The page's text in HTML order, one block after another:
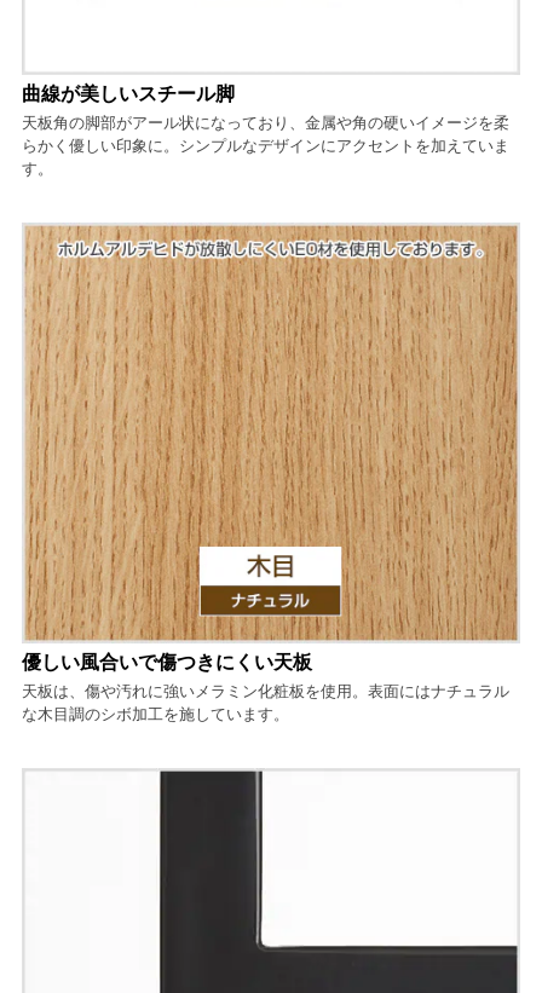
曲線が美しいスチール脚
天板角の脚部がアール状になっており、金属や角の硬いイメージを柔
らかく優しい印象に。シンプルなデザインにアクセントを加えていま
す。
優しい風合いで傷つきにくい天板
天板は、傷や汚れに強いメラミン化粧板を使用。表面にはナチュラル
な木目調のシボ加工を施しています。